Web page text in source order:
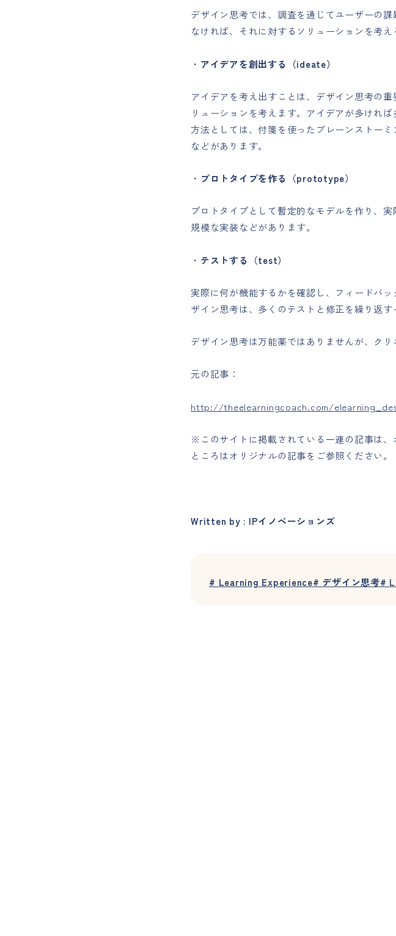
デザイン思考では、調査を通じてユーザーの
なければ、それに対するソリューションを考え
・ アイデアを創出する（ideate）
アイデアを考え出すことは、デザイン思考の
リューションを考えます。アイデアが多けれ
方法としては、付箋を使ったブレーンストー
などがあります。
・ プロトタイプを作る（prototype）
プロトタイプとして暫定的なモデルを作り、
規模な実装などがあります。
・ テストする（test）
実際に何が機能するかを確認し、フィードバ
ザイン思考は、多くのテストと修正を繰り返す
デザイン思考は万能薬ではありませんが、ク
元の記事：
http://theelearningcoach.com/
※このサイトに掲載されている一連の記事は
ところはオリジナルの記事をご参照ください。
Written by : IPイノベーションズ
# Learning Experience# デザイン思考#